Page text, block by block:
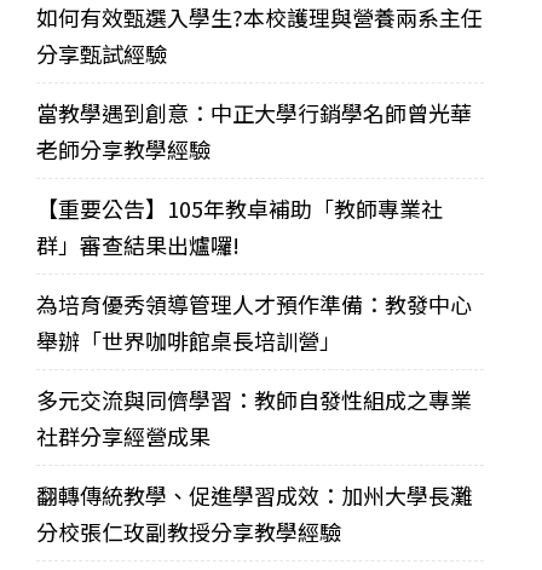
如何有效甄選入學生?本校護理與營養兩系主任
分享甄試經驗
當教學遇到創意：中正大學行銷學名師曾光華
老師分享教學經驗
【重要公告】105年教卓補助「教師專業社
群」審查結果出爐囉!
為培育優秀領導管理人才預作準備：教發中心
舉辦「世界咖啡館桌長培訓營」
多元交流與同儕學習：教師自發性組成之專業
社群分享經營成果
翻轉傳統教學、促進學習成效：加州大學長灘
分校張仁玫副教授分享教學經驗